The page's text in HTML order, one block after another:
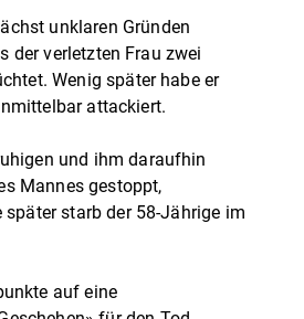
unklaren Gründen
der verletzten Frau zwei
Wenig später habe er
attackiert.
und ihm daraufhin
Mannes gestoppt,
starb der 58-Jährige im
auf eine